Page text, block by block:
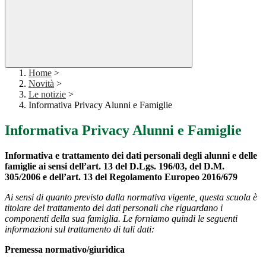
Home >
Novità >
Le notizie >
Informativa Privacy Alunni e Famiglie
Informativa Privacy Alunni e Famiglie
Informativa e trattamento dei dati personali degli alunni e delle
famiglie ai sensi dell’art. 13 del D.Lgs. 196/03, del D.M.
305/2006 e dell’art. 13 del Regolamento Europeo 2016/679
Ai sensi di quanto previsto dalla normativa vigente, questa scuola è
titolare del trattamento dei dati personali che riguardano i
componenti della sua famiglia. Le forniamo quindi le seguenti
informazioni sul trattamento di tali dati:
Premessa normativo/giuridica